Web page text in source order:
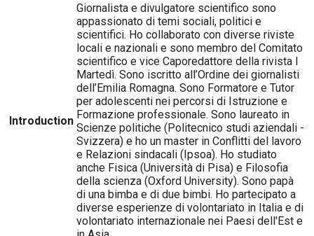
Introduction
Giornalista e divulgatore scientifico sono
appassionato di temi sociali, politici e
scientifici. Ho collaborato con diverse riviste
locali e nazionali e sono membro del Comitato
scientifico e vice Caporedattore della rivista I
Martedì. Sono iscritto all’Ordine dei giornalisti
dell’Emilia Romagna. Sono Formatore e Tutor
per adolescenti nei percorsi di Istruzione e
Formazione professionale. Sono laureato in
Scienze politiche (Politecnico studi aziendali -
Svizzera) e ho un master in Conflitti del lavoro
e Relazioni sindacali (Ipsoa). Ho studiato
anche Fisica (Università di Pisa) e Filosofia
della scienza (Oxford University). Sono papà
di una bimba e di due bimbi. Ho partecipato a
diverse esperienze di volontariato in Italia e di
volontariato internazionale nei Paesi dell'Est e